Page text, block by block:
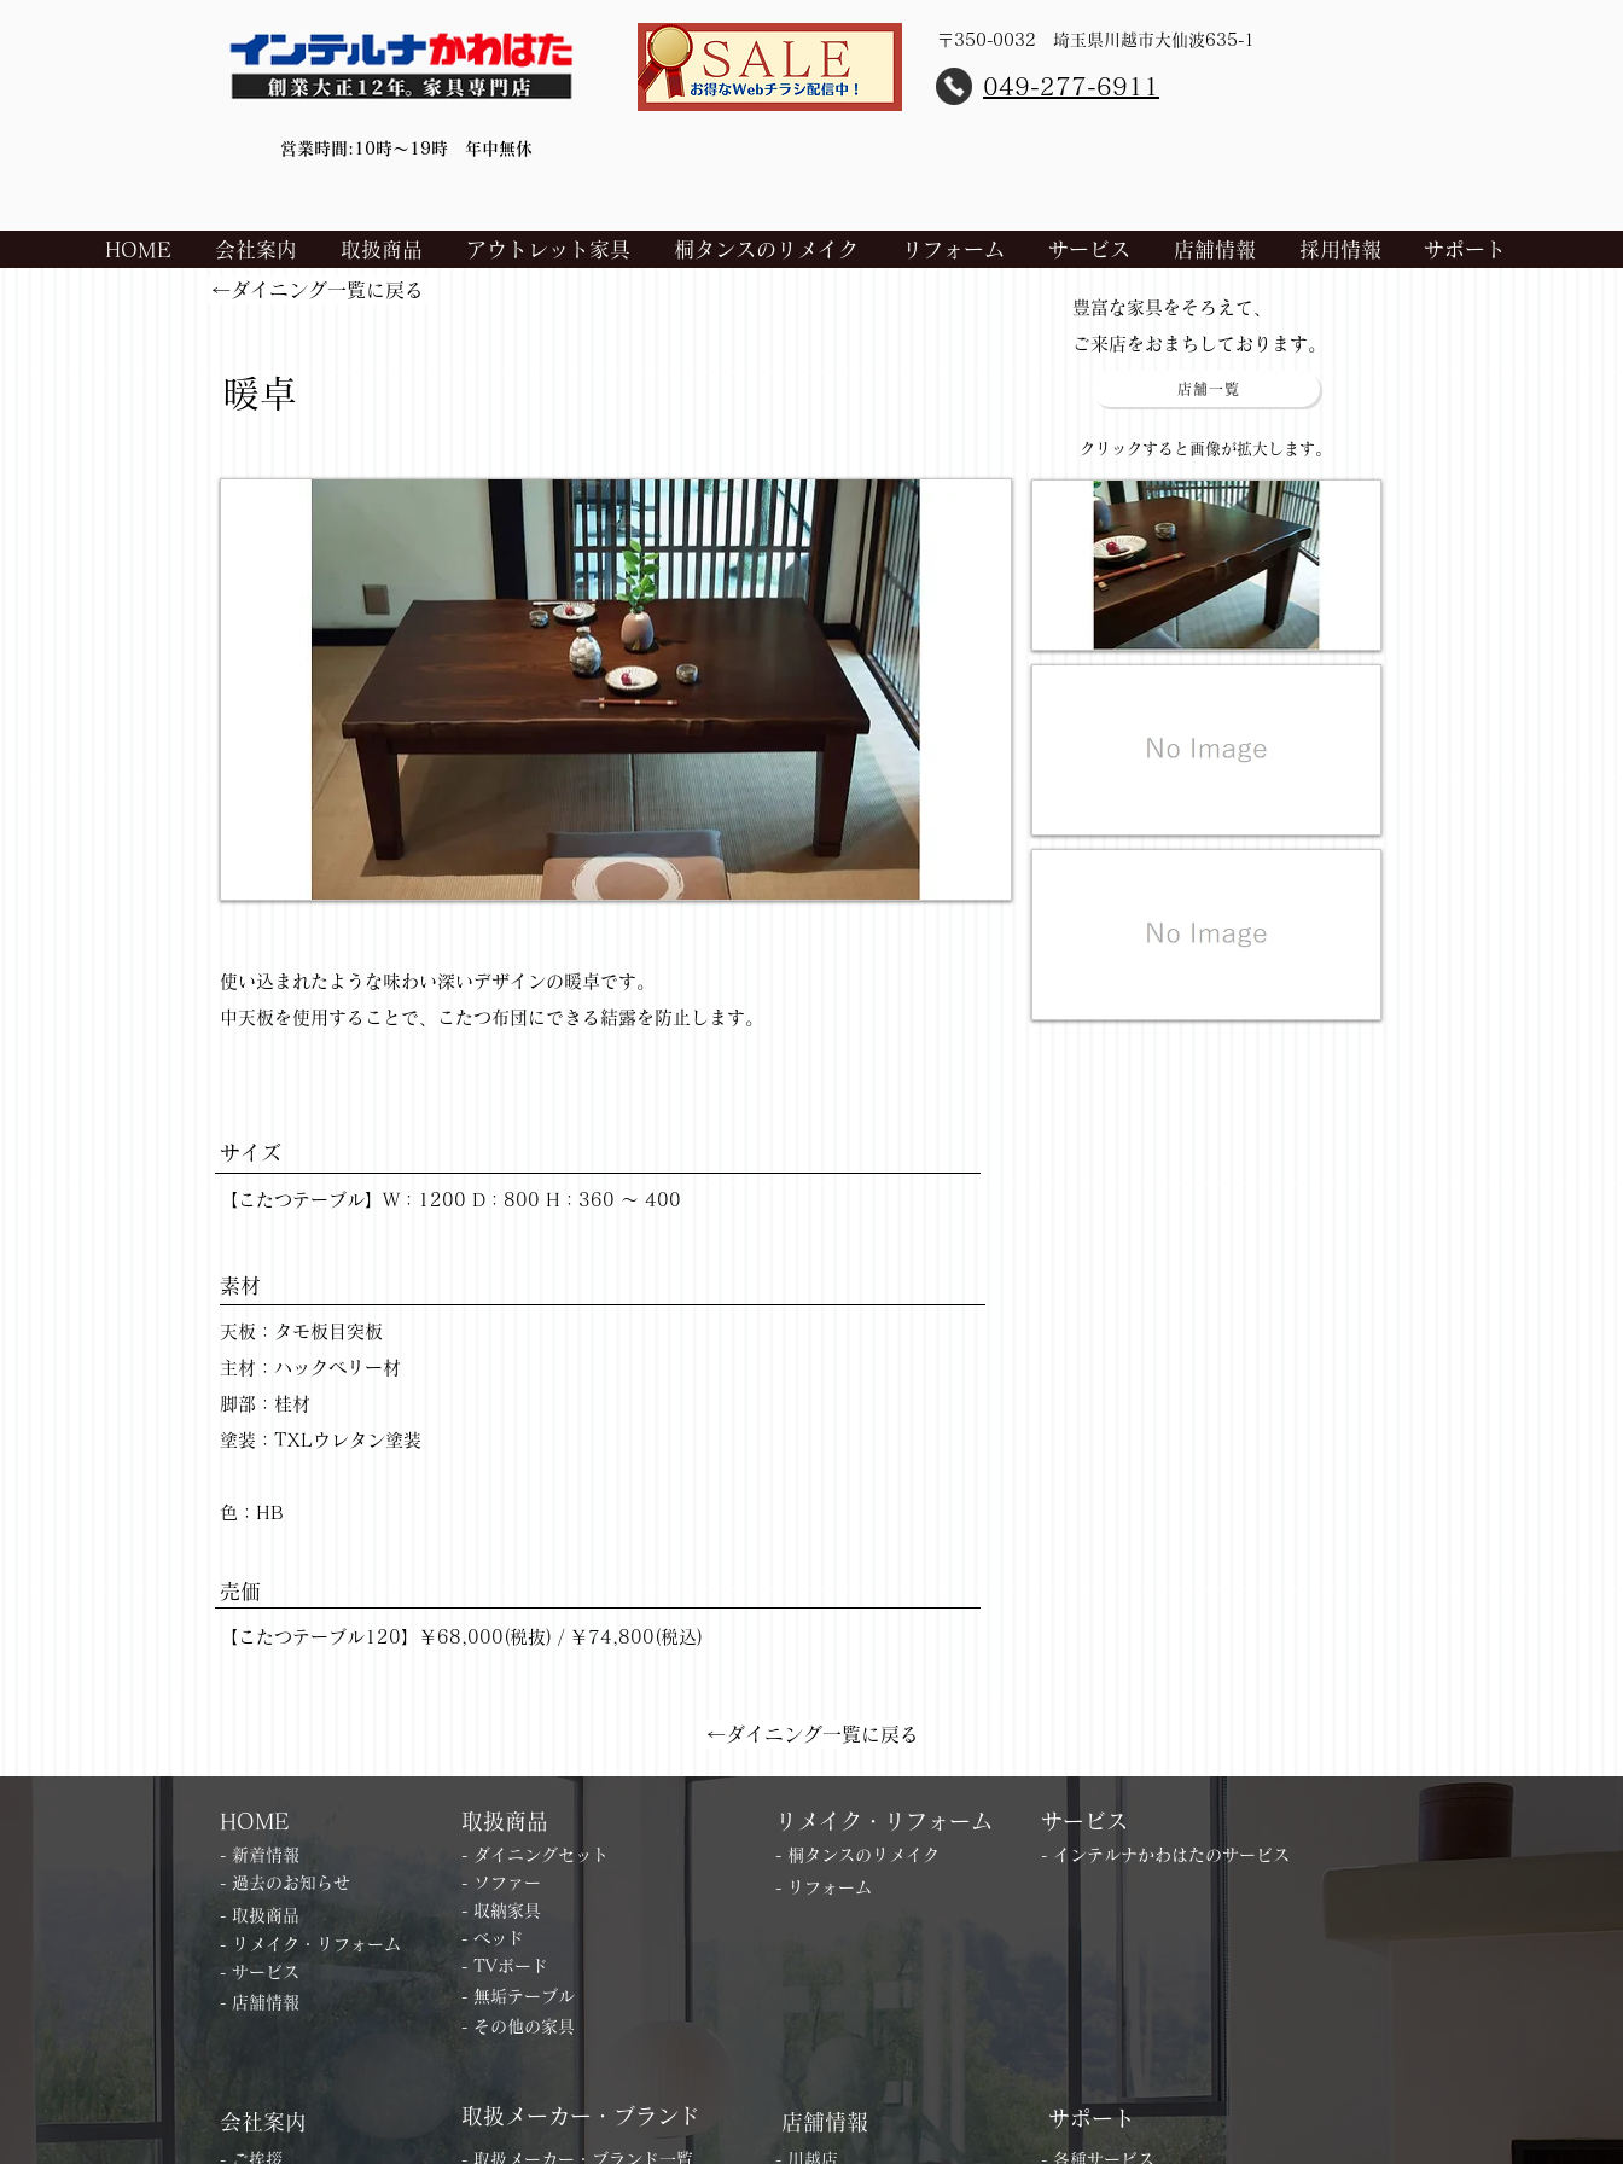
〒350-0032 埼玉県川越市大仙波635-1
​049-277-6911
営業時間:10時～19時 年中無休
HOME 会社案内 取扱商品 アウトレット家具 桐タンスのリメイク リフォーム サービス 店舗情報 採用情報 サポート
←ダイニング一覧に戻る
暖卓
使い込まれたような味わい深いデザインの暖卓です。
中天板を使用することで、こたつ布団にできる結露を防止します。
​豊富な家具をそろえて、
ご来店をおまちしております。
店舗一覧
​クリックすると画像が拡大します。
サイズ
【こたつテーブル】W：1200 D：800 H：360 ～ 400
​素材
天板：タモ板目突板
主材：ハックベリー材
脚部：桂材
塗装：TXLウレタン塗装
色：HB
​売価
【こたつテーブル120】￥68,000(税抜) / ￥74,800(税込)
←ダイニング一覧に戻る
HOME
- 新着情報
- 過去のお知らせ
- 取扱商品
- リメイク・リフォーム
- サービス
- 店舗情報
取扱商品
- ダイニングセット
- ソファー
- 収納家具
- ベッド
- TVボード
- 無垢テーブル
リメイク・リフォーム
- 桐タンスのリメイク
サービス
- インテルナかわはたのサービス
- リフォーム
- その他の家具
会社案内
- ご挨拶
取扱メーカー・ブランド
- 取扱メーカー・ブランド一覧
店舗情報
- 川越店
サポート
- 各種サービス